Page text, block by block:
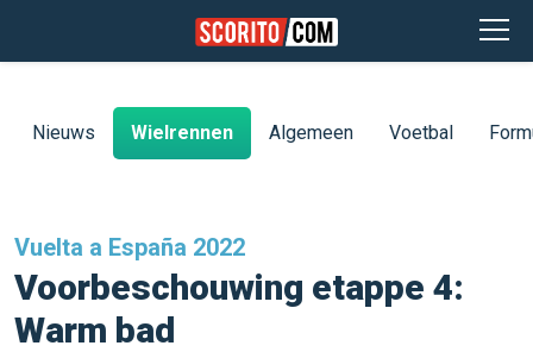
Nieuws Wielrennen Algemeen Voetbal
Vuelta a España 2022
Voorbeschouwing etappe 4:
Warm bad